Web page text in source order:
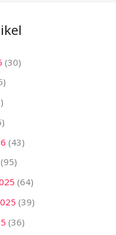
(30)
(43)
(95)
(64)
(39)
(36)